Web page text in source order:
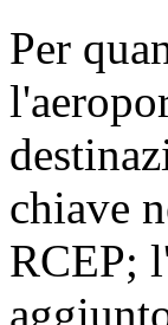
Per
chiave
RCEP;